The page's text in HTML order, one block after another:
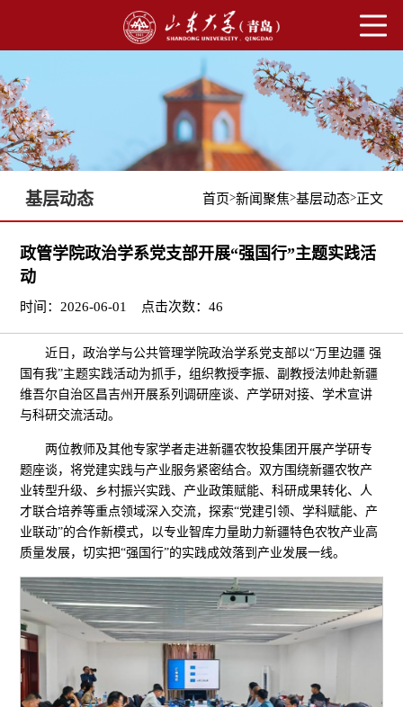
基层动态 首页>新闻聚焦>基层动态>正文
政管学院政治学系党支部开展“强国行”主题实践活
动
时间：2026-06-01 点击次数：46
近日，政治学与公共管理学院政治学系党支部以“万里边疆 强
国有我”主题实践活动为抓手，组织教授李振、副教授法帅赴新疆
维吾尔自治区昌吉州开展系列调研座谈、产学研对接、学术宣讲
与科研交流活动。
两位教师及其他专家学者走进新疆农牧投集团开展产学研专
题座谈，将党建实践与产业服务紧密结合。双方围绕新疆农牧产
业转型升级、乡村振兴实践、产业政策赋能、科研成果转化、人
才联合培养等重点领域深入交流，探索“党建引领、学科赋能、产
业联动”的合作新模式，以专业智库力量助力新疆特色农牧产业高
质量发展，切实把“强国行”的实践成效落到产业发展一线。